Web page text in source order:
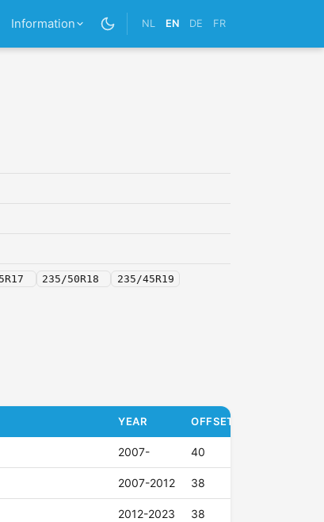
Information NL EN DE FR
235/50R18
235/45R19
YEAR OFFSET (ET)
2007- 40
2007-2012 38
2012-2023 38